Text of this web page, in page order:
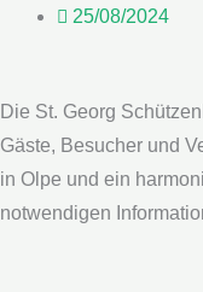
25/08/2024
Die St. Georg
Gäste, Besucher und
in Olpe und ein
notwendigen